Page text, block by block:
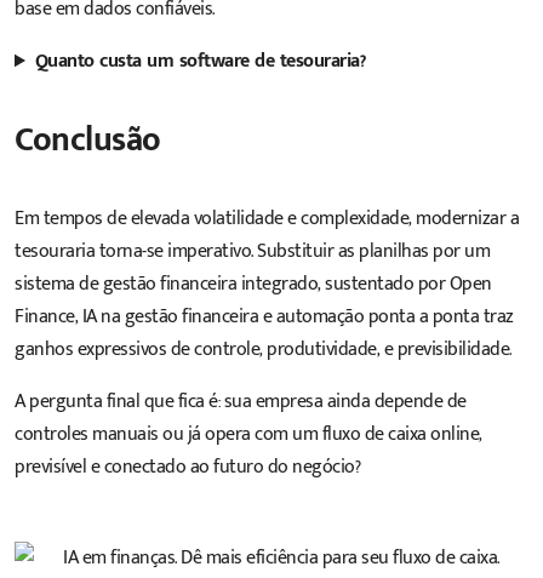
base em dados confiáveis.
Quanto custaum software de tesouraria?
Conclusão
Em tempos de elevada volatilidade e complexidade, modernizar a
tesouraria torna-se imperativo. Substituir as planilhas por um
sistema de gestão financeira integrado, sustentado por Open
Finance, IA na gestão financeira e automação ponta a ponta traz
ganhos expressivos de controle, produtividade, e previsibilidade.
A pergunta final que fica é: sua empresa ainda depende de
controles manuais ou já opera com um fluxo de caixa online,
previsível e conectado ao futuro do negócio?